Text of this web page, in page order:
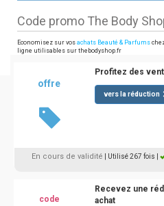
Code promo The Body
Economisez sur vos achats Beauté & Parfums
ligne utilisables sur thebodyshop.fr
offre
Profitez des
vers la réduction
En cours de validité | Utilisé 267 fois
code
Recevez une
achat